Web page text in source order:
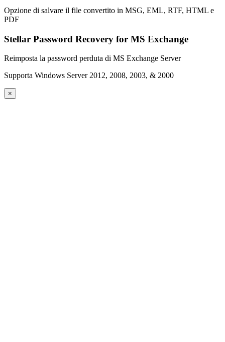
Opzione di salvare il file convertito in MSG, EML, RTF, HTML e
PDF
Stellar Password Recovery for MS Exchange
Reimposta la password perduta di MS Exchange Server
Supporta Windows Server 2012, 2008, 2003, & 2000
×